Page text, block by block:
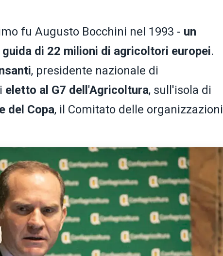
fu Augusto Bocchini nel 1993 - un
di 22 milioni di agricoltori europei.
, presidente nazionale di
eletto al G7 dell'Agricoltura, sull'isola di
del Copa, il Comitato delle organizzazioni